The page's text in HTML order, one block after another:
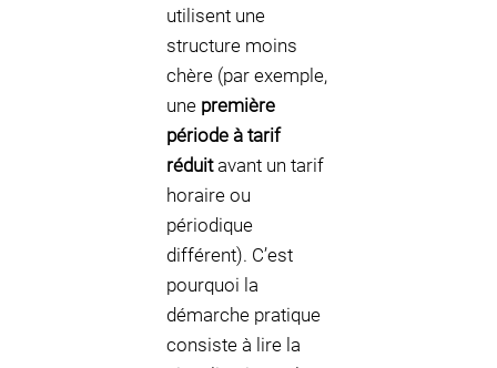
utilisent une
structure moins
chère (par exemple,
une première
période à tarif
réduitavant un tarif
horaire ou
périodique
différent). C’est
pourquoi la
démarche pratique
consiste à lire la